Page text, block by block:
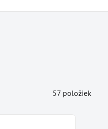
57 položiek